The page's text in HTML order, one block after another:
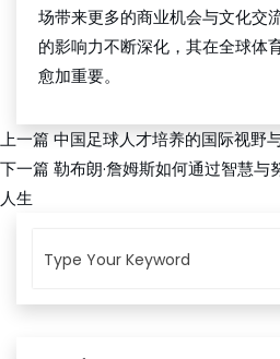
场带来更多的商业机会与文化交
的影响力不断深化，其在全球体
愈加重要。
上一篇中国足球人才培养的国际视野
下一篇 勒布朗·詹姆斯如何通过智慧
人生